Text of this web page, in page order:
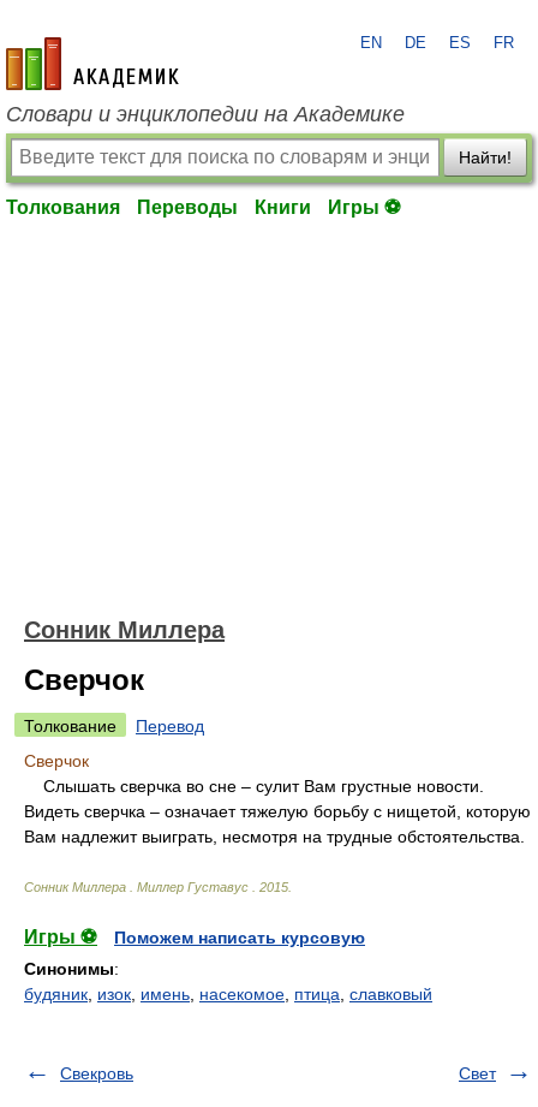
academic.ru
EN DE ES FR
Словари и энциклопедии на Академике
Найти!
Толкования Переводы Книги Игры ⚽
Сонник Миллера
Сверчок
Толкование
Перевод
Сверчок
Слышать сверчка во сне – сулит Вам грустные новости.
Видеть сверчка – означает тяжелую борьбу с нищетой, которую
Вам надлежит выиграть, несмотря на трудные обстоятельства.
Сонник Миллера Миллер Густавус 2015
Игры ⚽
Поможем написать курсовую
Синонимы:
будяник изок имень насекомое птица славковый
Свекровь Свет